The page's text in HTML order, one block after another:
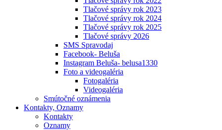
Tlačové správy rok 2023
Tlačové správy rok 2024
Tlačové správy rok 2025
Tlačové správy 2026
SMS Spravodaj
Facebook- Beluša
Instagram Beluša- belusa1330
Foto a videogaléria
Fotogaléria
Videogaléria
Smútočné oznámenia
Kontakty, Oznamy
Kontakty
Oznamy